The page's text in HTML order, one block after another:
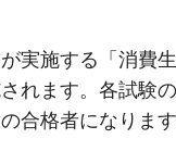
実施する「消費
れます。各試験
合格者になります